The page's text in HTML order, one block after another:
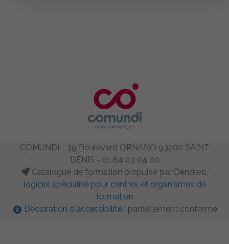
COMUNDI - 39 Boulevard ORNANO 93200 SAINT
DENIS - 01 84 03 04 60
Catalogue de formation propulsé par Dendreo,
logiciel spécialisé pour centres et organismes de
formation
Déclaration d'accessibilité : partiellement conforme